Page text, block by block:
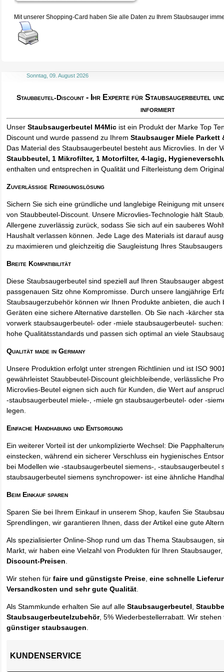
Mit unserer Shopping-Card haben Sie alle Daten zu Ihrem Staubsauger
Sonntag, 09. August 2026
Staubbeutel-Discount - Ihr Experte für Staubsaugerbeutel
informiert
UnserStaubsaugerbeutel M4Mic ist ein Produkt der Marke Top
Discount und wurde passend zu IhremStaubsauger Miele Parkett
Das Material des Staubsaugerbeutel besteht aus Microvlies. In der
Staubbeutel, 1 Mikrofilter, 1 Motorfilter, 4-lagig,
enthalten und entsprechen in Qualität und Filterleistung dem
Zuverlässige Reinigungslösung
Sichern Sie sich eine gründliche und langlebige Reinigung mit
von Staubbeutel-Discount. Unsere Microvlies-Technologie hält
Allergene zuverlässig zurück, sodass Sie sich auf ein sauberes
Haushalt verlassen können. Jede Lage des Materials ist darauf
zu maximieren und gleichzeitig die Saugleistung Ihres
Breite Kompatibilität
Diese Staubsaugerbeutel sind speziell auf Ihren Staubsauger
passgenauen Sitz ohne Kompromisse. Durch unsere langjährige
Staubsaugerzubehör können wir Ihnen Produkte anbieten, die auch
Geräten eine sichere Alternative darstellen. Ob Sie nach -kärcher
vorwerk staubsaugerbeutel- oder -miele staubsaugerbeutel-
hohe Qualitätsstandards und passen sich optimal an viele
Qualität made in Germany
Unsere Produktion erfolgt unter strengen Richtlinien und ist ISO
gewährleistet Staubbeutel-Discount gleichbleibende, verlässliche
Microvlies-Beutel eignen sich auch für Kunden, die Wert auf
-staubsaugerbeutel miele-, -miele gn staubsaugerbeutel- oder -
legen.
Einfache Handhabung und Entsorgung
Ein weiterer Vorteil ist der unkomplizierte Wechsel: Die
einstecken, während ein sicherer Verschluss ein hygienisches
bei Modellen wie -staubsaugerbeutel siemens-, -staubsaugerbeutel
staubsaugerbeutel siemens synchropower- ist eine ähnliche
Beim Einkauf sparen
Sparen Sie bei Ihrem Einkauf in unserem Shop, kaufen Sie
Sprendlingen, wir garantieren Ihnen, dass der Artikel eine gute
Als spezialisierter Online-Shop rund um das Thema Staubsaugen,
Markt, wir haben eine Vielzahl von Produkten für Ihren
Discount-Preisen
Wir stehen fürfaire und günstigste Preise ,eine schnelle
Versandkosten und sehr gute Qualität
Als Stammkunde erhalten Sie auf alleStaubsaugerbeutel ,
Staubsaugerbeutelzubehör, 5% Wiederbestellerrabatt. Wir
günstiger staubsaugen
KUNDENSERVICE